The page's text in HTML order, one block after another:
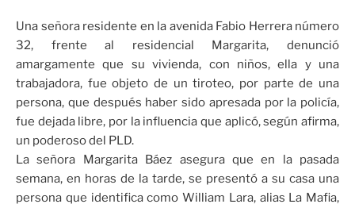
Una señora residente en la avenida Fabio Herrera número
32, frente al residencial Margarita, denunció
amargamente que su vivienda, con niños, ella y una
trabajadora, fue objeto de un tiroteo, por parte de una
persona, que después haber sido apresada por la policía,
fue dejada libre, por la influencia que aplicó, según afirma,
un poderoso del PLD.
La señora Margarita Báez asegura que en la pasada
semana, en horas de la tarde, se presentó a su casa una
persona que identifica como William Lara, alias La Mafia,